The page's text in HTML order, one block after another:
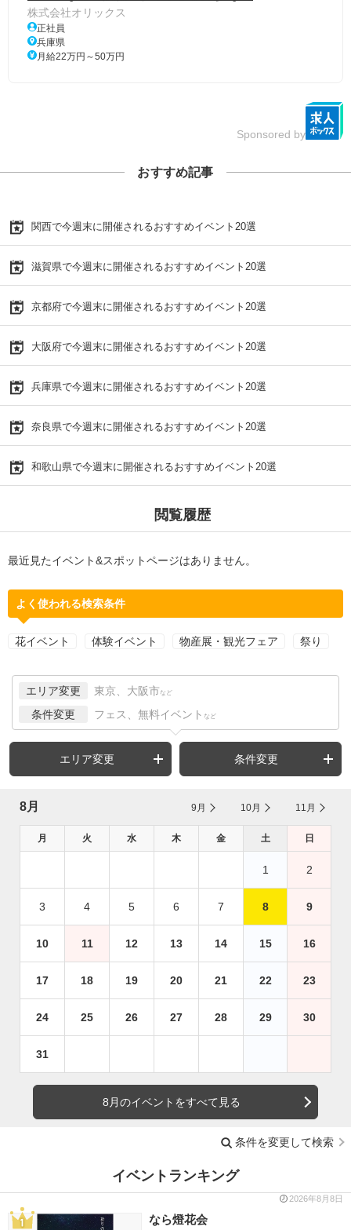
株式会社オリックス
正社員
兵庫県
月給22万円～50万円
Sponsored by
おすすめ記事
関西で今週末に開催されるおすすめイベント20選
滋賀県で今週末に開催されるおすすめイベント20選
京都府で今週末に開催されるおすすめイベント20選
大阪府で今週末に開催されるおすすめイベント20選
兵庫県で今週末に開催されるおすすめイベント20選
奈良県で今週末に開催されるおすすめイベント20選
和歌山県で今週末に開催されるおすすめイベント20選
閲覧履歴
最近見たイベント&スポットページはありません。
よく使われる検索条件
花イベント 体験イベント 物産展・観光フェア 祭り
エリア変更 東京、大阪市 など
条件変更 フェス、無料イベント など
エリア変更 条件変更
8月 9月 10月 11月
月 火 水 木 金 土 日
1 2
3 4 5 6 7 8 9
10 11 12 13 14 15 16
17 18 19 20 21 22 23
24 25 26 27 28 29 30
31
8月のイベントをすべて見る
条件を変更して検索
イベントランキング
2026年8月8日
なら燈花会